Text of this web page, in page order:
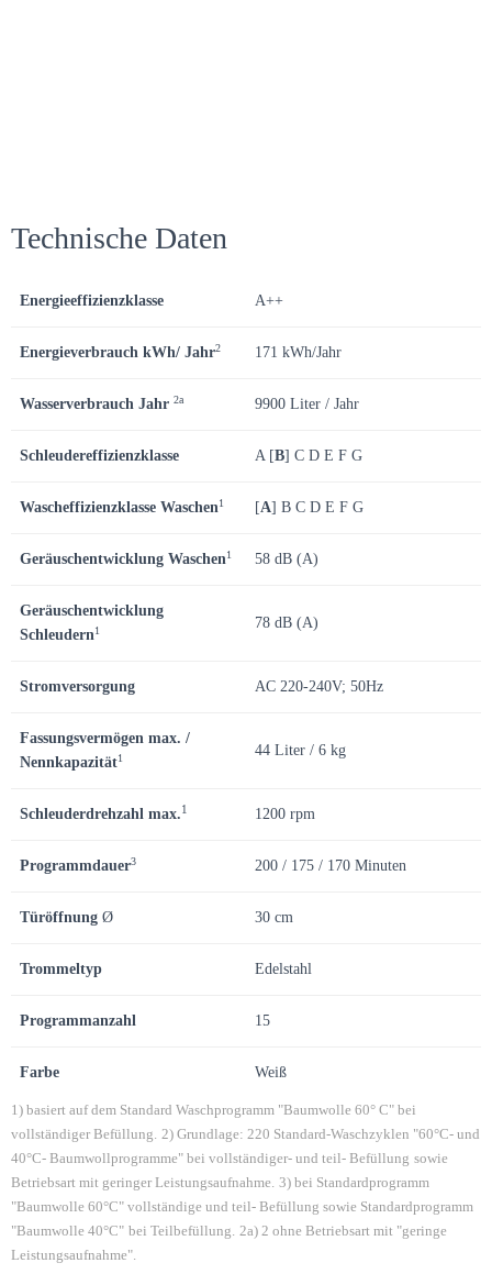
Technische Daten
Energieeffizienzklasse A++
Energieverbrauch kWh/ Jahr2 171 kWh/Jahr
Wasserverbrauch Jahr 2a 9900 Liter / Jahr
Schleudereffizienzklasse A [B] C D E F G
Wascheffizienzklasse Waschen1 [A] B C D E F G
Geräuschentwicklung Waschen1 58 dB (A)
Geräuschentwicklung
Schleudern1 78 dB (A)
Stromversorgung AC 220-240V; 50Hz
Fassungsvermögen max. /
Nennkapazität1 44 Liter / 6 kg
Schleuderdrehzahl max.1 1200 rpm
Programmdauer3 200 / 175 / 170 Minuten
Türöffnung Ø 30 cm
Trommeltyp Edelstahl
Programmanzahl 15
Farbe Weiß
1) basiert auf dem Standard Waschprogramm "Baumwolle 60° C" bei
vollständiger Befüllung. 2) Grundlage: 220 Standard-Waschzyklen "60°C- und
40°C- Baumwollprogramme" bei vollständiger- und teil- Befüllung sowie
Betriebsart mit geringer Leistungsaufnahme. 3) bei Standardprogramm
"Baumwolle 60°C" vollständige und teil- Befüllung sowie Standardprogramm
"Baumwolle 40°C" bei Teilbefüllung. 2a) 2 ohne Betriebsart mit "geringe
Leistungsaufnahme".